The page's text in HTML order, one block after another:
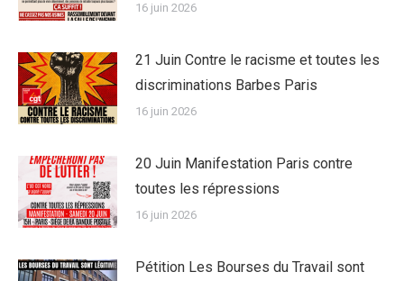
16 juin 2026
21 Juin Contre le racisme et toutes les
discriminations Barbes Paris
16 juin 2026
20 Juin Manifestation Paris contre
toutes les répressions
16 juin 2026
Pétition Les Bourses du Travail sont